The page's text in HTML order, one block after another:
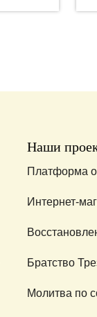
Наши
Платформа
Интернет-
Братство
Молитва по